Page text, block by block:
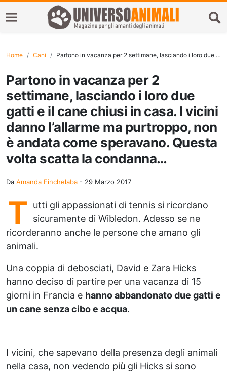
Home Cani Partono in vacanza per 2 settimane, lasciando i loro due gatti e il cane chiusi in casa. I vicini danno l’allarme ma purtroppo, non è andata come speravano. Questa volta scatta la condanna…
Partono in vacanza per 2
settimane, lasciando i loro due
gatti e il cane chiusi in casa. I vicini
danno l’allarme ma purtroppo, non
è andata come speravano. Questa
volta scatta la condanna…
Da Amanda Finchelaba - 29 Marzo 2017
T
utti gli appassionati di tennis si ricordano
sicuramente di Wibledon. Adesso se ne
ricorderanno anche le persone che amano gli
animali.
Una coppia di debosciati, David e Zara Hicks
hanno deciso di partire per una vacanza di 15
giorni in Francia e hanno abbandonato due gatti e
un cane senza cibo e acqua.
I vicini, che sapevano della presenza degli animali
nella casa, non vedendo più gli Hicks si sono